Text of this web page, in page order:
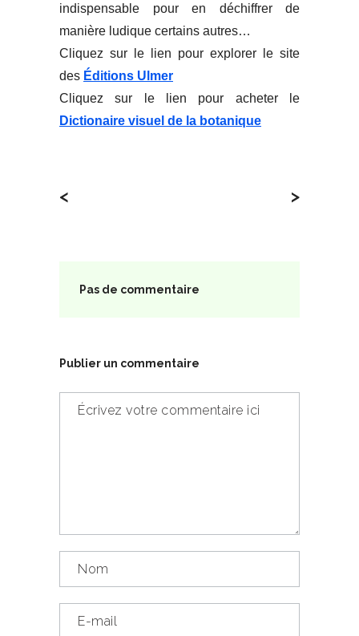
indispensable pour en déchiffrer de
manière ludique certains autres…
Cliquez sur le lien pour explorer le site
des Éditions Ulmer
Cliquez sur le lien pour acheter le
Dictionaire visuel de la botanique
< >
Pas de commentaire
Publier un commentaire